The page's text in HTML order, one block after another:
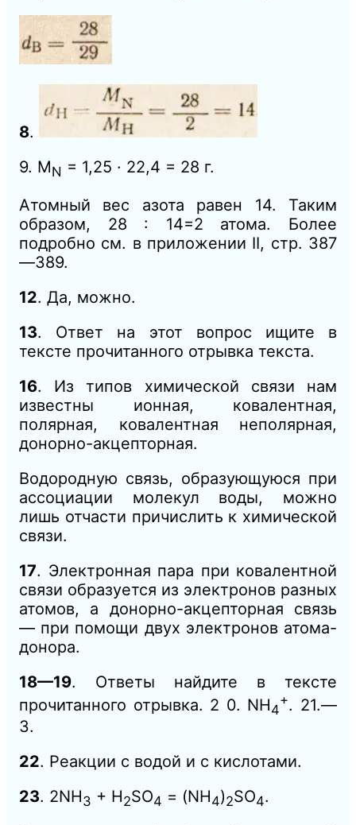
8.
9. MN = 1,25 · 22,4 = 28 г.
Атомный вес азота равен 14. Таким
образом, 28 : 14=2 атома. Более
подробно см. в приложении II, стр. 387
—389.
12. Да, можно.
13. Ответ на этот вопрос ищите в
тексте прочитанного отрывка текста.
16. Из типов химической связи нам
известны ионная, ковалентная,
полярная, ковалентная неполярная,
донорно-акцепторная.
Водородную связь, образующуюся при
ассоциации молекул воды, можно
лишь отчасти причислить к химической
связи.
17. Электронная пара при ковалентной
связи образуется из электронов разных
атомов, а донорно-акцепторная связь
— при помощи двух электронов атома-
донора.
18—19. Ответы найдите в тексте
прочитанного отрывка. 2 0. NH4
+. 21.—
3.
22. Реакции с водой и с кислотами.
23. 2NH3 + H2SО4 = (NH4)2SО4.